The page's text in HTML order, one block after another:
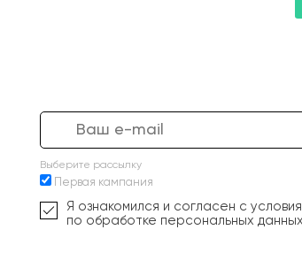
Выберите рассылку
Первая кампания
Я ознакомился и согласен с
по обработке персональных данных